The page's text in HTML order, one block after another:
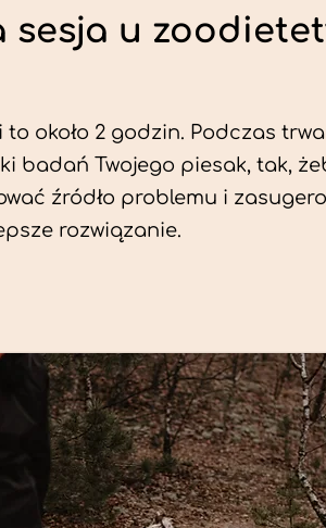
sesja u
to około 2 godzin. Podczas
badań Twojego piesak, tak,
źródło problemu i
rozwiązanie.